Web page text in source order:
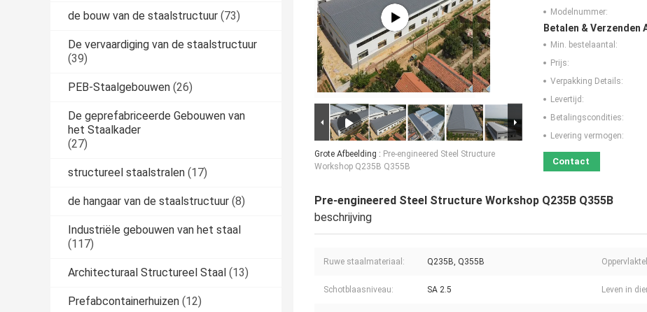
de bouw van de staalstructuur (73)
De vervaardiging van de staalstructuur
(39)
PEB-Staalgebouwen (26)
De geprefabriceerde Gebouwen van
het Staalkader
(27)
structureel staalstralen (17)
de hangaar van de staalstructuur (8)
Industriële gebouwen van het staal
(117)
Architecturaal Structureel Staal (13)
Prefabcontainerhuizen (12)
Grote Afbeelding : Pre-engineered Steel Structure
Workshop Q235B Q355B
Modelnummer:
Betalen & Verzenden
Min. bestelaantal:
Prijs:
Verpakking Details:
Levertijd:
Betalingscondities:
Levering vermogen:
Contact
Pre-engineered Steel Structure Workshop Q235B Q355B
beschrijving
Ruwe staalmateriaal: Q235B, Q355B
Schotblaasniveau: SA 2.5 Leven in